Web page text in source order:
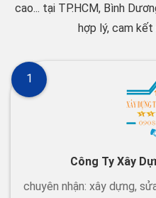
cao... tại TP.HCM, Bình
hợp lý, cam
Công Ty Xây
chuyên nhận: xây dựng,
1